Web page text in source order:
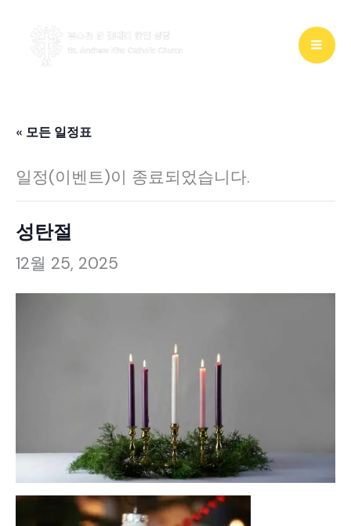
« 모든 일정표
일정(이벤트)이 종료되었습니다.
성탄절
12월 25, 2025